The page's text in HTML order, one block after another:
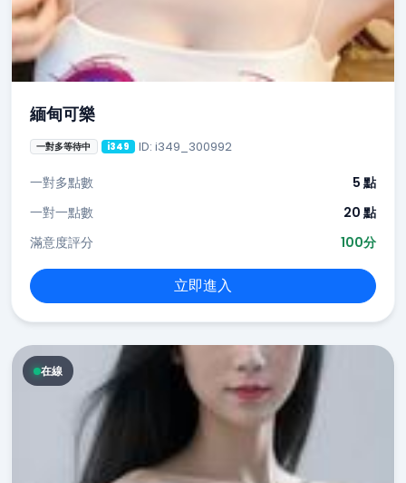
緬甸可樂
一對多等待中 i349 ID: i349_300992
一對多點數
5 點
一對一點數
20 點
滿意度評分
100分
立即進入
在線